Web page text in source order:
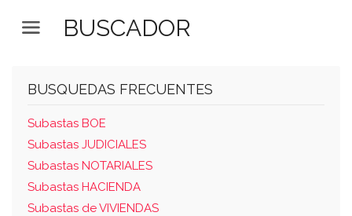
BUSCADOR
BUSQUEDAS FRECUENTES
Subastas BOE
Subastas JUDICIALES
Subastas NOTARIALES
Subastas HACIENDA
Subastas de VIVIENDAS